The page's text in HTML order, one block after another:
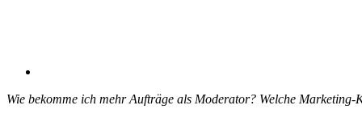
Wie bekomme ich mehr Aufträge als Moderator? Welche